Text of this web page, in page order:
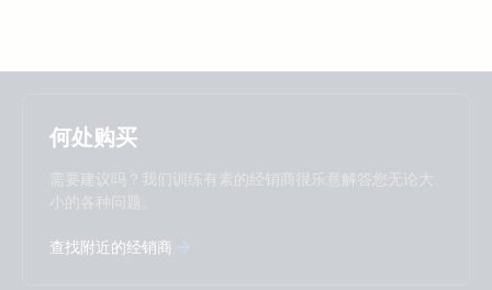
中國人
Change language
Čeština
Español
Stay up to date
何处购买
需要建议吗？我们训练有素的经销商很乐意解答您无论大
小的各种问题。
查找附近的经销商